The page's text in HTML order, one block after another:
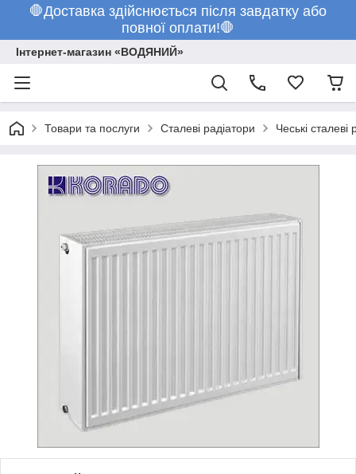
🛑Доставка здійснюється після завдатку або
повної оплати!🛑
Інтернет-магазин «ВОДЯНИЙ»
Товари та послуги Сталеві радіатори Чеські